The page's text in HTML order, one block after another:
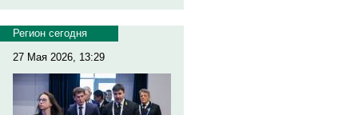
Регион сегодня
27 Мая 2026, 13:29